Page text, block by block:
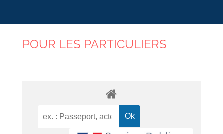
POUR LES PARTICULIERS